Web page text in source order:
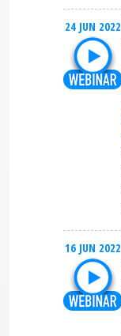
24 JUN 2022
16 JUN 2022